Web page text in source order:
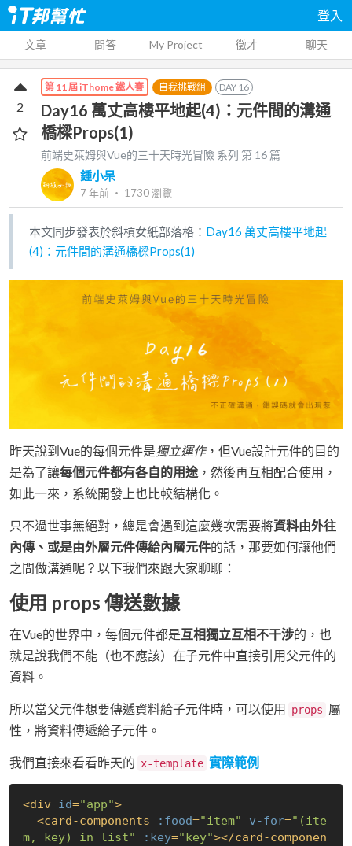
登入
文章 問答 My Project 徵才 聊天
第 11 屆 iThome 鐵人賽 自我挑戰組 DAY 16
Day16 萬丈高樓平地起(4)：元件間的溝通
橋樑Props(1)
前端史萊姆與Vue的三十天時光冒險 系列 第 16 篇
鍾小呆
7 年前 ‧ 1730瀏覽
2
本文同步發表於斜槓女紙部落格： Day16 萬丈高樓平地起
(4)：元件間的溝通橋樑Props(1)
昨天說到Vue的每個元件是獨立運作，但Vue設計元件的目的
是為了讓每個元件都有各自的用途 ，然後再互相配合使用，
如此一來，系統開發上也比較結構化。
只不過世事無絕對，總是會遇到這麼幾次需要將資料由外往
內傳、或是由外層元件傳給內層元件的話，那要如何讓他們
之間做溝通呢？以下我們來跟大家聊聊：
使用 props 傳送數據
在Vue的世界中，每個元件都是互相獨立互相不干涉的，也
就是說我們不能（也不應該）在子元件中直接引用父元件的
資料。
所以當父元件想要傳遞資料給子元件時，可以使用 props 屬
性，將資料傳遞給子元件。
我們直接來看看昨天的 x-template 實際範例
<div id="app">
<card-components :food="item" v-for="(ite
m, key) in list"
:key="key"></card-componen